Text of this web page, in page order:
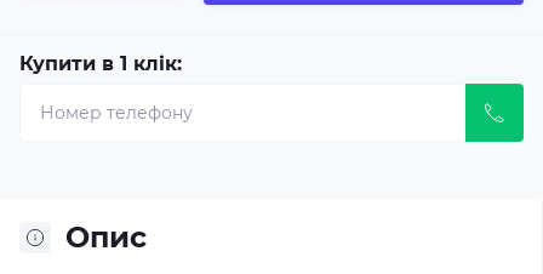
Купити в 1 клік:
Опис